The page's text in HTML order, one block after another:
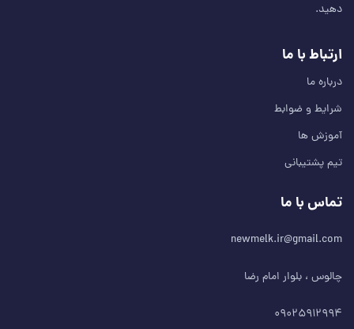
دهید.
ارتباط با ما
درباره ما
شرایط و ضوابط
آموزش ها
تیم پشتیبانی
تماس با ما
newmelk.ir@gmail.com
چالوس ، بلوار امام رضا
۰۹۰۲۵۹۱۲۹۹۴